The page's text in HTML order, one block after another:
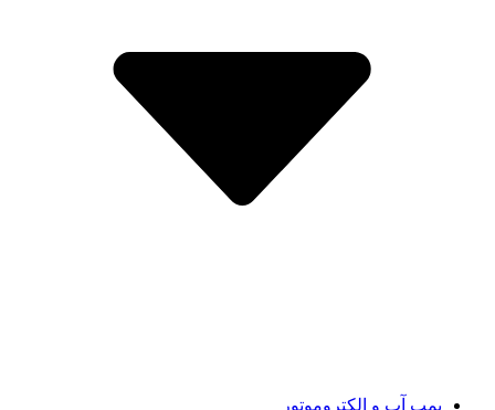
پمپ آب و الکتروموتور